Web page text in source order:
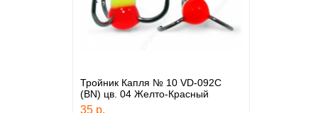
Тройник Капля № 10 VD-092C
(BN) цв. 04 Желто-Красный
35 р.